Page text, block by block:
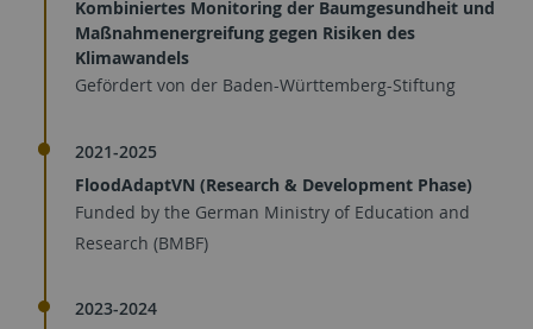
Kombiniertes Monitoring der Baumgesundheit und
Maßnahmenergreifung gegen Risiken des
Klimawandels
Gefördert von der Baden-Württemberg-Stiftung
2021-2025
FloodAdaptVN (Research & Development Phase)
Funded by the German Ministry of Education and
Research (BMBF)
2023-2024